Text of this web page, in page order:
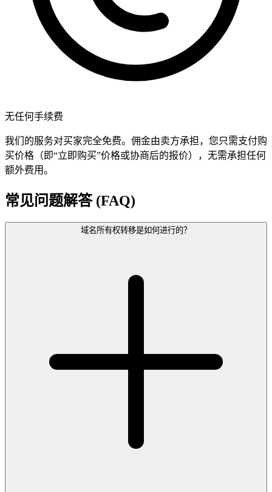
无任何手续费
我们的服务对买家完全免费。佣金由卖方承担，您只需支付购
买价格（即“立即购买”价格或协商后的报价），无需承担任何
额外费用。
常见问题解答 (FAQ)
域名所有权转移是如何进行的？